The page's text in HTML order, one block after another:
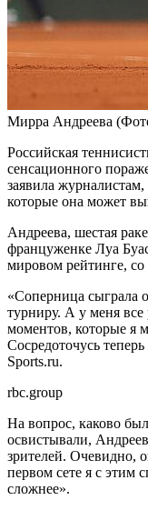
Мирра Андреева
Российская
сенсационного
заявила
которые она может
Андреева, шестая
француженке Луа
мировом рейтинге, со
«Соперница сыграла
турниру. А у меня
моментов, которые я
Сосредоточусь
Sports.ru.
rbc.group
На вопрос, каково
освистывали,
зрителей. Очевидно,
первом сете я с этим
сложнее».